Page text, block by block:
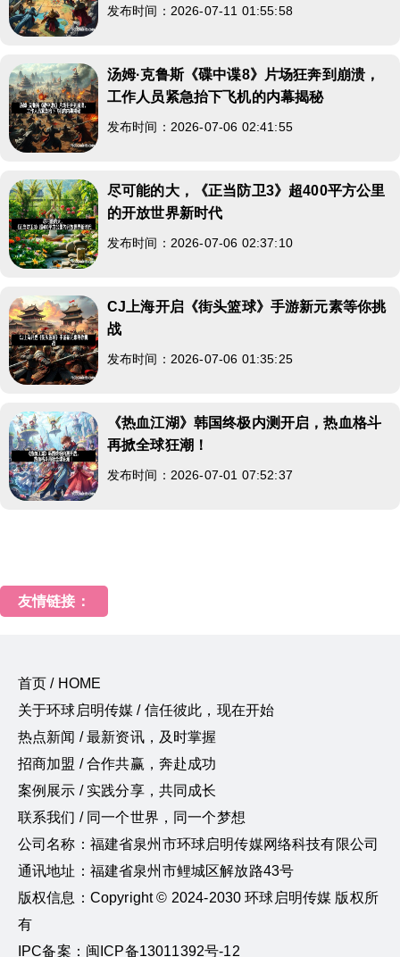
发布时间：2026-07-11 01:55:58
汤姆·克鲁斯《碟中谍8》片场狂奔到崩溃，
工作人员紧急抬下飞机的内幕揭秘
发布时间：2026-07-06 02:41:55
尽可能的大，《正当防卫3》超400平方公里
的开放世界新时代
发布时间：2026-07-06 02:37:10
CJ上海开启《街头篮球》手游新元素等你挑
战
发布时间：2026-07-06 01:35:25
《热血江湖》韩国终极内测开启，热血格斗
再掀全球狂潮！
发布时间：2026-07-01 07:52:37
友情链接：
首页 / HOME
关于环球启明传媒 / 信任彼此，现在开始
热点新闻 / 最新资讯，及时掌握
招商加盟 / 合作共赢，奔赴成功
案例展示 / 实践分享，共同成长
联系我们 / 同一个世界，同一个梦想
公司名称：福建省泉州市环球启明传媒网络科技有限公司
通讯地址：福建省泉州市鲤城区解放路43号
版权信息：Copyright © 2024-2030 环球启明传媒 版权所
有
IPC备案：闽ICP备13011392号-12